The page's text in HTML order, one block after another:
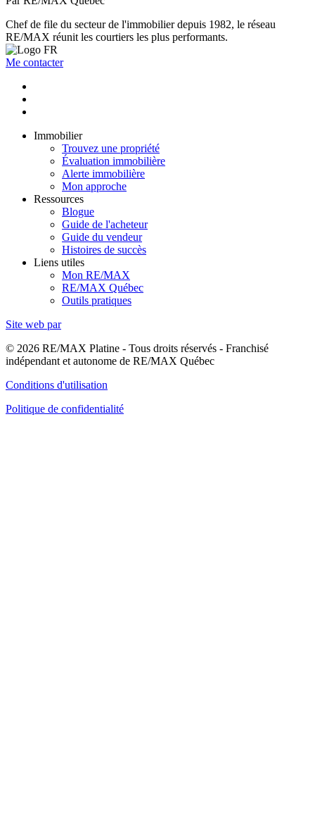
Chef de file du secteur de l'immobilier depuis 1982, le réseau
RE/MAX réunit les courtiers les plus performants.
Me contacter
Immobilier
Trouvez une propriété
Évaluation immobilière
Alerte immobilière
Mon approche
Ressources
Blogue
Guide de l'acheteur
Guide du vendeur
Histoires de succès
Liens utiles
Mon RE/MAX
RE/MAX Québec
Outils pratiques
Site web par
© 2026 RE/MAX Platine - Tous droits réservés - Franchisé
indépendant et autonome de RE/MAX Québec
Conditions d'utilisation
Politique de confidentialité